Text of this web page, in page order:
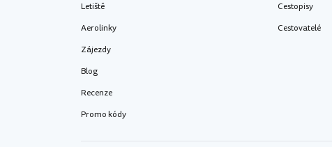
Letiště
Aerolinky
Zájezdy
Blog
Recenze
Promo kódy
Cestopisy
Cestovatelé